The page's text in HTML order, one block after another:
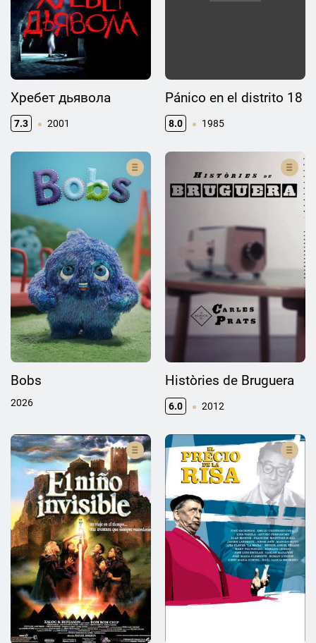
Хребет дьявола
7.3 2001
Pánico en el distrito 18
8.0 1985
Bobs
2026
Històries de Bruguera
6.0 2012